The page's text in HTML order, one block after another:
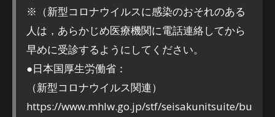
※（新型コロナウイルスに感染のおそれのある
人は，あらかじめ医療機関に電話連絡してから
早めに受診するようにしてください。
●日本国厚生労働省：
（新型コロナウイルス関連）
https://www.mhlw.go.jp/stf/seisakunitsuite/bu